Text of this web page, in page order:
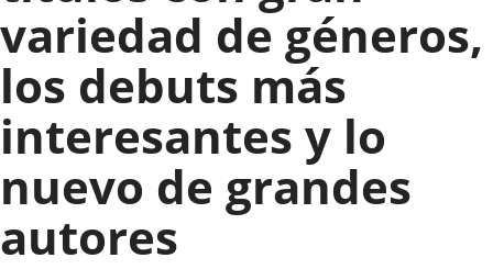
variedad de géneros,
los debuts más
interesantes y lo
nuevo de grandes
autores